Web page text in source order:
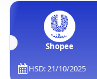
Shopee
HSD: 21/10/2025